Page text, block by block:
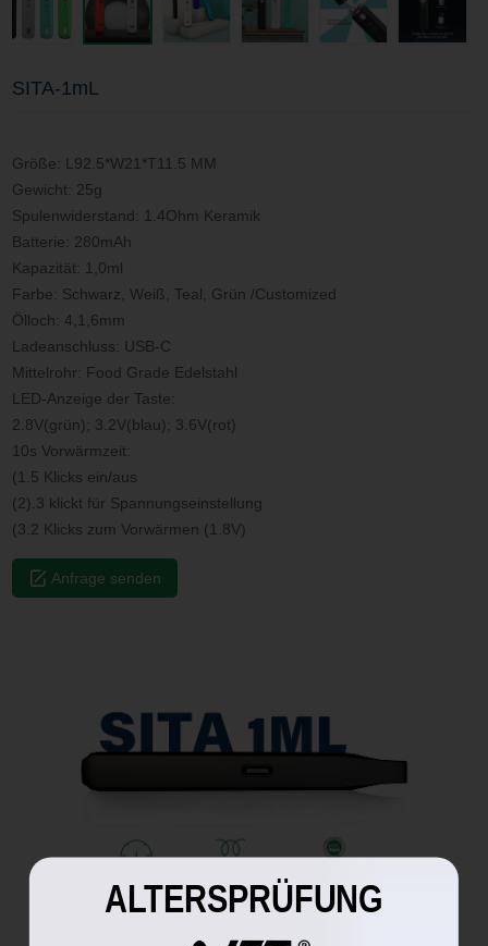
ALTERSPRÜFUNG
SITA-1mL
Größe: L92.5*W21*T11.5 MM
Gewicht: 25g
Spulenwiderstand: 1.4Ohm Keramik
Batterie: 280mAh
Kapazität: 1,0ml
Farbe: Schwarz, Weiß, Teal, Grün /Customized
Ölloch: 4,1,6mm
Ladeanschluss: USB-C
Mittelrohr: Food Grade Edelstahl
LED-Anzeige der Taste:
2.8V(grün); 3.2V(blau); 3.6V(rot)
10s Vorwärmzeit:
(1.5 Klicks ein/aus
(2).3 klickt für Spannungseinstellung
(3.2 Klicks zum Vorwärmen (1.8V)
Anfrage senden